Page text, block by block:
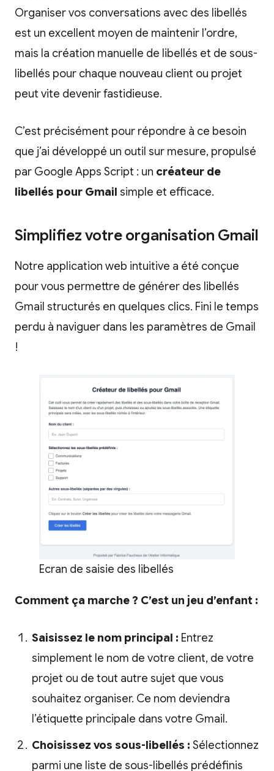
Organiser vos conversations avec des libellés
est un excellent moyen de maintenir l’ordre,
mais la création manuelle de libellés et de sous-
libellés pour chaque nouveau client ou projet
peut vite devenir fastidieuse.
C’est précisément pour répondre à ce besoin
que j’ai développé un outil sur mesure, propulsé
par Google Apps Script : un créateur de
libellés pour Gmail simple et efficace.
Simplifiez votre organisation Gmail
Notre application web intuitive a été conçue
pour vous permettre de générer des libellés
Gmail structurés en quelques clics. Fini le temps
perdu à naviguer dans les paramètres de Gmail
!
Ecran de saisie des libellés
Comment ça marche ? C’est un jeu d’enfant :
Saisissez le nom principal : Entrez
simplement le nom de votre client, de votre
projet ou de tout autre sujet que vous
souhaitez organiser. Ce nom deviendra
l’étiquette principale dans votre Gmail.
Choisissez vos sous-libellés : Sélectionnez
parmi une liste de sous-libellés prédéfinis